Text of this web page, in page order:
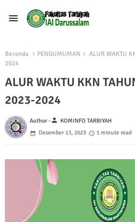
Beranda PENGUMUMAN
ALUR WAKTU
2024
ALUR WAKTU KKN
2023-2024
Author -person KOMINFO TARBIYAH
Desember 13, 2023
1 minute read